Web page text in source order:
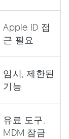
Apple ID 접
근 필요
임시, 제한된
기능
유료 도구,
MDM 잠금